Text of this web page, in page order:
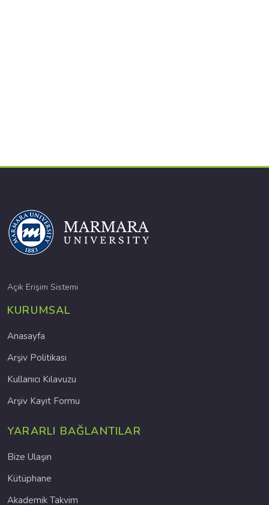
Açık Erişim Sistemi
KURUMSAL
Anasayfa
Arşiv Politikası
Kullanıcı Kılavuzu
Arşiv Kayıt Formu
YARARLI BAĞLANTILAR
Bize Ulaşın
Kütüphane
Akademik Takvim